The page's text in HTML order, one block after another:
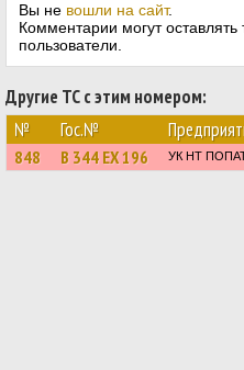
Вы не вошли на сайт.
Комментарии могут оставлять
пользователи.
Другие ТС с этим номером:
№
Гос.№
848 В 344 ЕХ 196 УК НТ